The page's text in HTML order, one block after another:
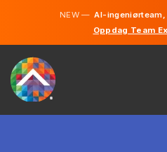
NEW —AI-ingeniørteam,
Oppdag Team